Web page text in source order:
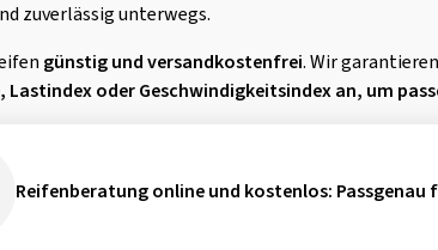
zuverlässig unterwegs.
günstig und versandkostenfrei. Wir
oder Geschwindigkeitsindex an, um
Reifenberatung online und kostenlos: Passgenau